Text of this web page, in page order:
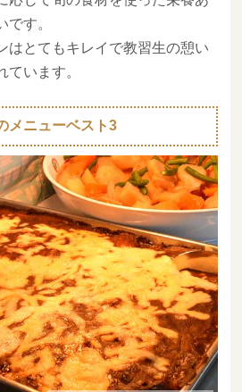
です。
はとてもキレイで教習生の憩い
います。
メニューベスト3